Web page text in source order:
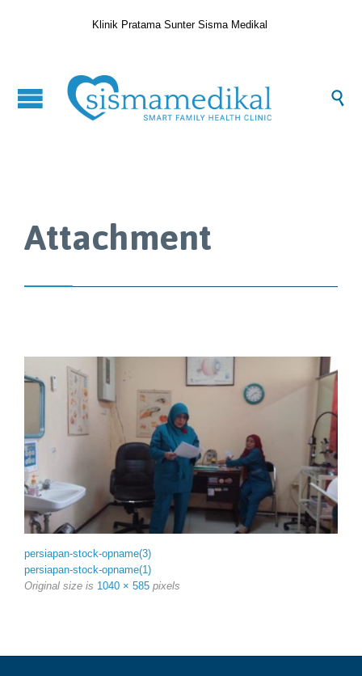
Klinik Pratama Sunter Sisma Medikal

Attachment
persiapan-stock-opname(3)
persiapan-stock-opname(1)
Original size is 1040 × 585 pixels